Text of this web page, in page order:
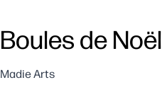
Boules de Noël
Madie Arts